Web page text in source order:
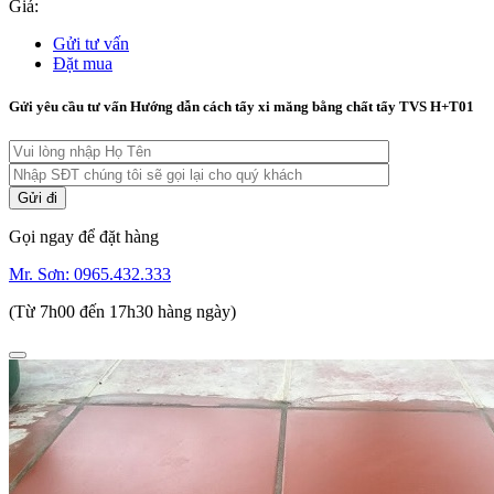
Giá:
Gửi tư vấn
Đặt mua
Gửi yêu cầu tư vấn Hướng dẫn cách tẩy xi măng bằng chất tẩy TVS H+T01
Gọi ngay để đặt hàng
Mr. Sơn: 0965.432.333
(Từ 7h00 đến 17h30 hàng ngày)